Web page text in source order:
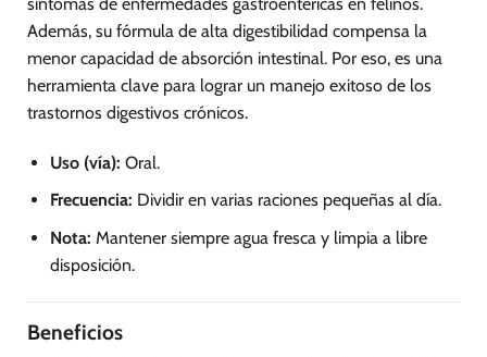
Además, su fórmula de alta digestibilidad compensa la
menor capacidad de absorción intestinal. Por eso, es una
herramienta clave para lograr un manejo exitoso de los
trastornos digestivos crónicos.
Uso (vía): Oral.
Frecuencia: Dividir en varias raciones pequeñas al día.
Nota: Mantener siempre agua fresca y limpia a libre
disposición.
Beneficios